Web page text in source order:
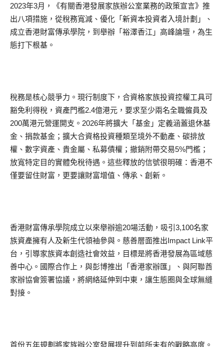
2023年3月，《有關香港發展家族辦公室業務的政策宣言》推
出八項措施，從稅務寬減、優化「新資本投資者入境計劃」、
成立香港財富傳承學院，到舉辦「裕澤香江」高峰論壇，為生
態打下根基。
稅務是核心競爭力。現行制度下，合資格家族投資控權工具可
豁免利得稅，資產門檻2.4億港元，要求至少兩名全職僱員及
200萬港元營運開支。2026年將擴大「基金」定義涵蓋退休基
金、捐款基金；擴大合資格投資種類至境外不動產、碳排放
權、數字資產、貴金屬、私募債權；撤銷附帶交易5%門檻；
放寬特定目的實體免稅待遇。這些釋放的信號很明確：香港不
僅要留住財富，更要讓財富增值、傳承、創新。
香港財富傳承學院成立以來舉辦逾20場活動，吸引3,100名家
族資產擁有人及新生代領袖參與。慈善層面推出Impact Link平
台，引導家族資本創造社會效益，目標是將香港發展為區域慈
善中心。國際合作上，與彭博推出「香港家辦匯」、與阿聯酋
家辦協會簽署協議，將網絡延伸到中東，讓生態圈與全球無縫
對接。
首份五年規劃將家族辦公室發展提升到前所未有的戰略高度。